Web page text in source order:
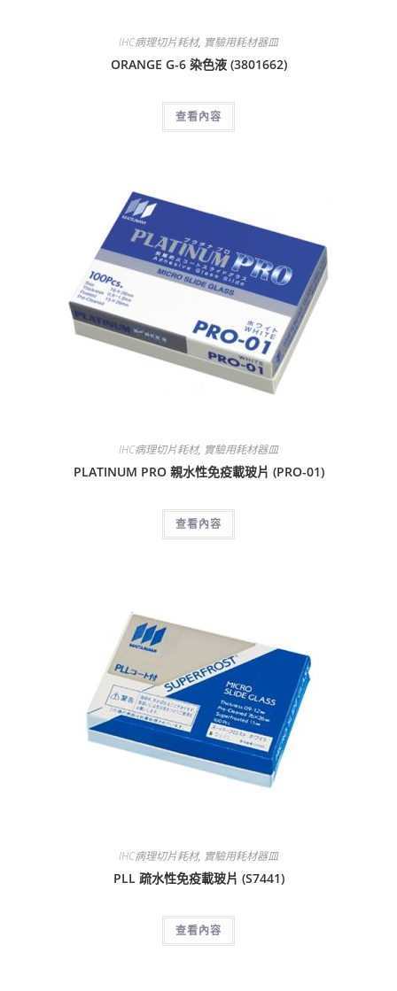
IHC病理切片耗材, 實驗用耗材器皿
ORANGE G-6 染色液 (3801662)
查看內容
IHC病理切片耗材, 實驗用耗材器皿
PLATINUM PRO 親水性免疫載玻片 (PRO-01)
查看內容
IHC病理切片耗材, 實驗用耗材器皿
PLL 疏水性免疫載玻片 (S7441)
查看內容